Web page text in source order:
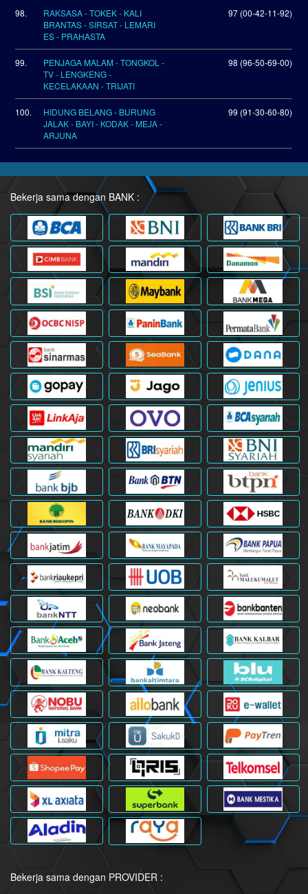
98.
RAKSASA - TOKEK - KALI
BRANTAS - SIRSAT - LEMARI
ES - PRAHASTA
97 (00-42-11-92)
99.
PENJAGA MALAM - TONGKOL -
TV - LENGKENG -
KECELAKAAN - TRIJATI
98 (96-50-69-00)
100.
HIDUNG BELANG - BURUNG
JALAK - BAYI - KODAK - MEJA -
ARJUNA
99 (91-30-60-80)
Bekerja sama dengan BANK :
Bekerja sama dengan PROVIDER :